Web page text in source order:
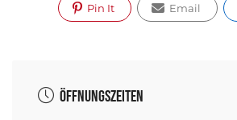
Pin It Email
Öffnungszeiten